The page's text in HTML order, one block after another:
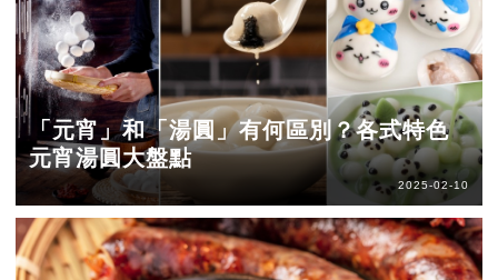
「元宵」和「湯圓」有何區別？各式特色
元宵湯圓大盤點
2025-02-10